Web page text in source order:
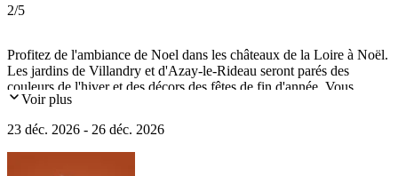
2/5
Profitez de l'ambiance de Noel dans les châteaux de la Loire à Noël.
Les jardins de Villandry et d'Azay-le-Rideau seront parés des
couleurs de l'hiver et des décors des fêtes de fin d'année. Vous
ressentirez la chaleur des âtres des châteaux de Chinon, Langeais ou
sur-Manse et de Tours.
Voir plus
23 déc. 2026 - 26 déc. 2026